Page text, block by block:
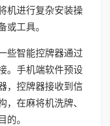
机进行复杂安装操
工具。
些智能控牌器通过
。手机端软件预设
，控牌器接收到信
在麻将机洗牌、
。